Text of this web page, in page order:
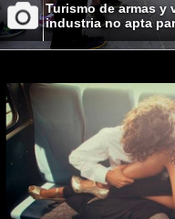
Turismo de armas y
industria no apta